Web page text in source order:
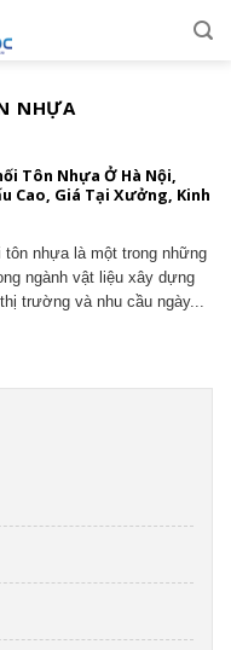
NHỰA
Tôn Nhựa Ở Hà Nội,
Cao, Giá Tại Xưởng, Kinh
tôn nhựa là một trong những
ngành vật liệu xây dựng
trường và nhu cầu ngày...